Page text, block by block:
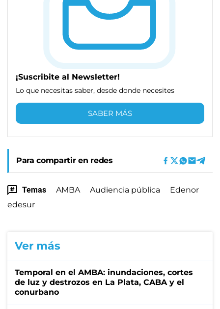
¡Suscribite al Newsletter!
Lo que necesitas saber, desde donde necesites
SABER MÁS
Para compartir en redes
Temas AMBA Audiencia pública
Edenor
edesur
Ver más
Temporal en el AMBA: inundaciones, cortes
de luz y destrozos en La Plata, CABA y el
conurbano